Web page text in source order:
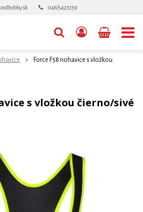
046/5423359
Force F58 nohavice s vložkou
s vložkou čierno/sivé